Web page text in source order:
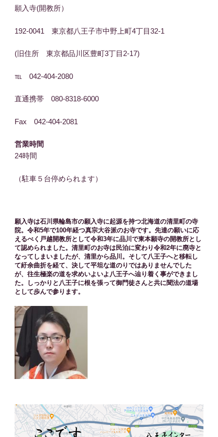
願入寺(開教所）
192-0041 東京都八王子市中野上町4丁目32-1
(旧住所 東京都品川区豊町3丁目2-17)
℡ 042-404-2080
直通携帯 080-8318-6000
Fax 042-404-2081
営業時間
24時間
（駐車５台停められます）
願入寺は石川県輪島市の願入寺に起源を持つ北海道の清里町の寺
院。令和5年で100年経つ真宗大谷派のお寺です。先達の願いに応
えるべく戸越開教所として令和3年に品川で東本願寺の開教所とし
て認められました。清里町のお寺は民泊に変わり令和2年に廃寺と
なってしまいましたが、清里から品川。そして八王子へと移転し
て紆余曲折を経て、決して平坦な道のりではありませんでした
が、往生極楽の道を求めいよいよ八王子へ辿り着く事ができまし
た。しっかりと八王子に根を張って御門徒さんと共に聞法の道場
として歩んで参ります。